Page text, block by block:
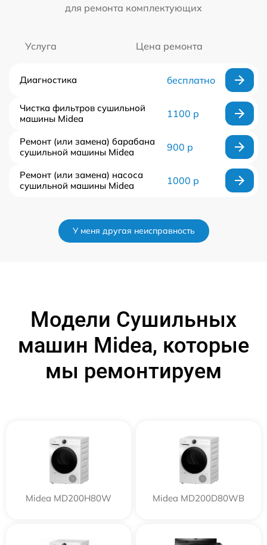
для ремонта комплектующих
Услуга Цена ремонта
Диагностика бесплатно
Чистка фильтров сушильной
машины Midea
1100 р
Ремонт (или замена) барабана
сушильной машины Midea
900 р
Ремонт (или замена) насоса
сушильной машины Midea
1000 р
У меня другая неисправность
Модели Сушильных
машин Midea, которые
мы ремонтируем
Midea MD200H80W Midea MD200D80WB